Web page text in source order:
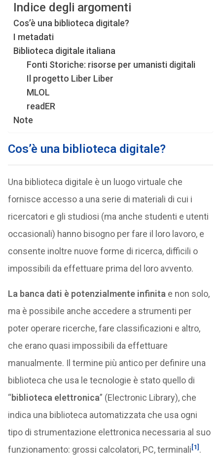
Indice degli argomenti
Cos’è una biblioteca digitale?
I metadati
Biblioteca digitale italiana
Fonti Storiche: risorse per umanisti digitali
Il progetto Liber Liber
MLOL
readER
Note
Cos’è una biblioteca digitale?
Una biblioteca digitale è un luogo virtuale che
fornisce accesso a una serie di materiali di cui i
ricercatori e gli studiosi (ma anche studenti e utenti
occasionali) hanno bisogno per fare il loro lavoro, e
consente inoltre nuove forme di ricerca, difficili o
impossibili da effettuare prima del loro avvento.
La banca dati è potenzialmente infinita e non solo,
ma è possibile anche accedere a strumenti per
poter operare ricerche, fare classificazioni e altro,
che erano quasi impossibili da effettuare
manualmente. Il termine più antico per definire una
biblioteca che usa le tecnologie è stato quello di
“biblioteca elettronica” (Electronic Library), che
indica una biblioteca automatizzata che usa ogni
tipo di strumentazione elettronica necessaria al suo
funzionamento: grossi calcolatori, PC, terminali[1] .